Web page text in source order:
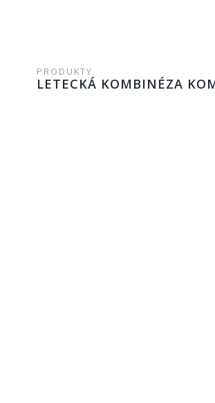
PRODUKTY
LETECKÁ KOMBINÉZA